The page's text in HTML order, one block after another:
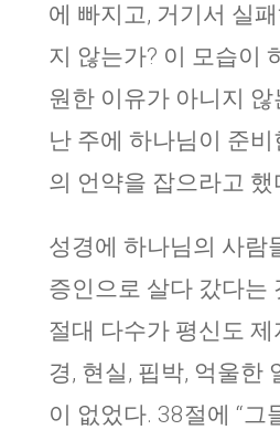
에 빠지고, 거기서 실
지 않는가? 이 모습이
원한 이유가 아니지 않
난 주에 하나님이 준
의 언약을 잡으라고 했
성경에 하나님의 사람
증인으로 살다 갔다는
절대 다수가 평신도
경, 현실, 핍박, 억울한
이 없었다. 38절에 “그